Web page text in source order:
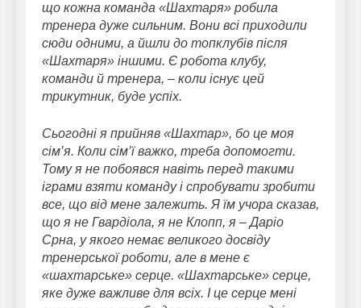
що кожна команда «Шахтаря» робила
тренера дуже сильним. Вони всі приходили
сюди одними, а йшли до топклубів після
«Шахтаря» іншими. Є робота клубу,
команди й тренера, – коли існує цей
трикутник, буде успіх.
Сьогодні я прийняв «Шахтар», бо це моя
сім’я. Коли сім’ї важко, треба допомогти.
Тому я не побоявся навіть перед такими
іграми взяти команду і спробувати зробити
все, що від мене залежить. Я їм учора сказав,
що я не Гвардіола, я не Клопп, я – Даріо
Срна, у якого немає великого досвіду
тренерської роботи, але в мене є
«шахтарське» серце. «Шахтарське» серце,
яке дуже важливе для всіх. І це серце мені